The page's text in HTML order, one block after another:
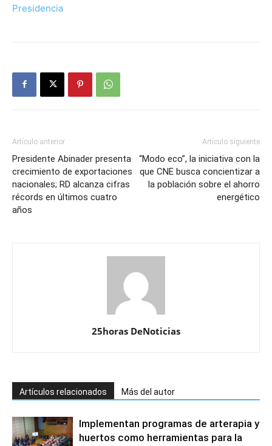
Presidencia
Artículo anterior
Presidente Abinader presenta
crecimiento de exportaciones
nacionales; RD alcanza cifras
récords en últimos cuatro
años
Artículo siguiente
“Modo eco”, la iniciativa con la
que CNE busca concientizar a
la población sobre el ahorro
energético
25horas DeNoticias
Artículos relacionados Más del autor
Implementan programas de arterapia y
huertos como herramientas para la